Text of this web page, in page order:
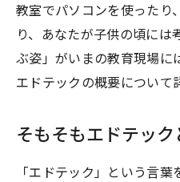
教室でパソコンを使ったり
り、あなたが子供の頃には
ぶ姿」がいまの教育現場に
エドテックの概要について
そもそもエドテック
「エドテック」という言